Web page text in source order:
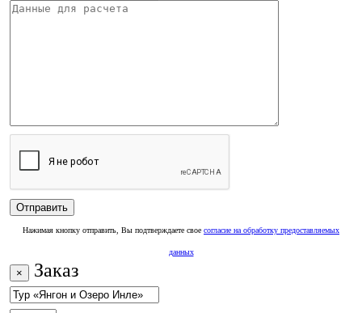
Нажимая кнопку отправить, Вы подтверждаете свое согласие на обработку предоставляемых
данных
× Заказ